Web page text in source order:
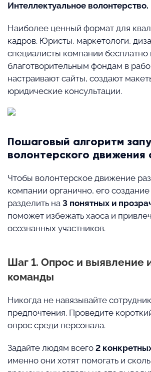
Интеллектуальное волонтерство.
Наиболее ценный формат для
кадров. Юристы, маркетологи,
специалисты компании бесплатно
благотворительным фондам в
настраивают сайты, создают
юридические консультации.
Пошаговый алгоритм
волонтерского движения
Чтобы волонтерское движение
компании органично, его
разделить на 3 понятных и
поможет избежать хаоса и
осознанных участников.
Шаг 1. Опрос и выявление
команды
Никогда не навязывайте
предпочтения. Проведите
опрос среди персонала.
Задайте людям всего 2
именно они хотят помогать и